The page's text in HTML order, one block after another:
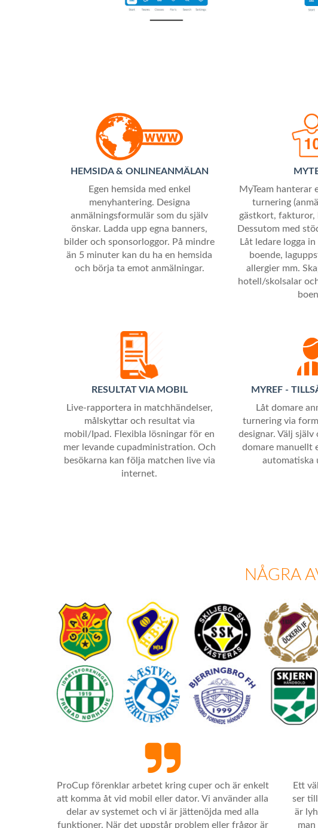
HEMSIDA & ONLINEANMÄLAN
Egen hemsida med enkel
menyhantering. Designa
anmälningsformulär som du själv
önskar. Ladda upp egna banners,
bilder och sponsorloggor. På mindre
än 5 minuter kan du ha en hemsida
och börja ta emot anmälningar.
MyTeam hanterar
turnering
gästkort, fakturor,
Dessutom med
Låt ledare logga
boende,
allergier mm.
hotell/skolsalar
RESULTAT VIA MOBIL
Live-rapportera in matchhändelser,
målskyttar och resultat via
mobil/Ipad. Flexibla lösningar för en
mer levande cupadministration. Och
besökarna kan följa matchen live via
internet.
MYREF -
Låt domare
turnering via
designar. Välj
domare manuellt
automatiska
NÅGRA
ProCup förenklar arbetet kring cuper och är enkelt
att komma åt vid mobil eller dator. Vi använder alla
delar av systemet och vi är jättenöjda med alla
funktioner. När det uppstår problem eller frågor är
Ett
ser
är